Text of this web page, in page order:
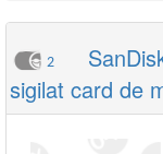
2
sigilat card de